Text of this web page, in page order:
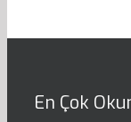
En Çok